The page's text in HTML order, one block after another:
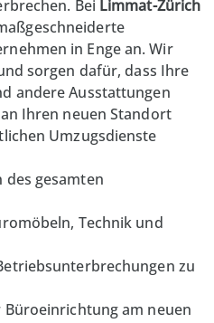
Bei Limmat-Zürich
in Enge an. Wir
sorgen dafür, dass Ihre
andere Ausstattungen
Ihren neuen Standort
Umzugsdienste
gesamten
Technik und
zu
am neuen